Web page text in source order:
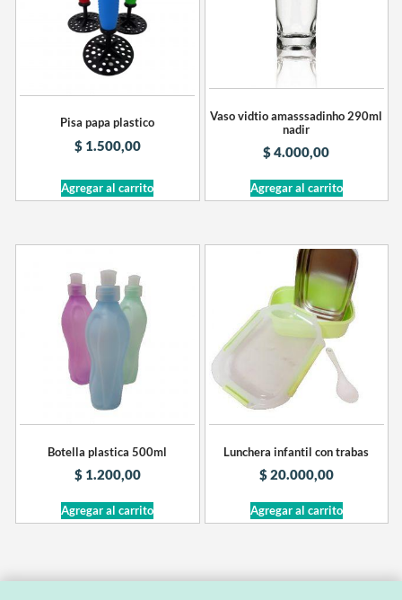
Pisa papa plastico
$1.500,00
Agregar al carrito
Vaso vidtio amasssadinho 290ml
nadir
$4.000,00
Agregar al carrito
Botella plastica 500ml
$1.200,00
Agregar al carrito
Lunchera infantil con trabas
$20.000,00
Agregar al carrito